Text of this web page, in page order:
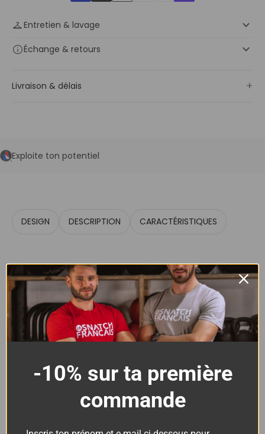
checkroomEntretien & lavage keyboard_arrow_down
infoÉchange & retours keyboard_arrow_down
Livraison & délais +
Exploite ton potentiel
DESIGN DESCRIPTION CARACTÉRISTIQUES
Sweat Crop Femme Cross
Training – Athlete Coton
-10% sur ta première
commande